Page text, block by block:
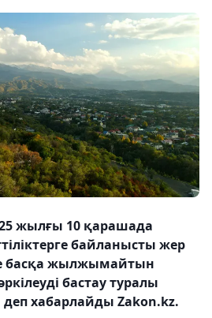
жылғы 10 қарашада
байланысты жер
басқа жылжымайтын
бастау туралы
хабарлайды Zakon.kz.